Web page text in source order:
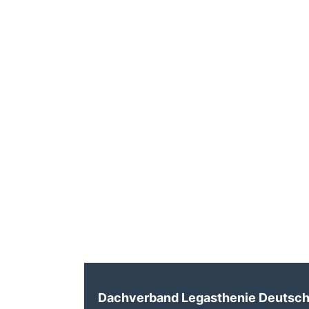
Dachverband Legasthenie